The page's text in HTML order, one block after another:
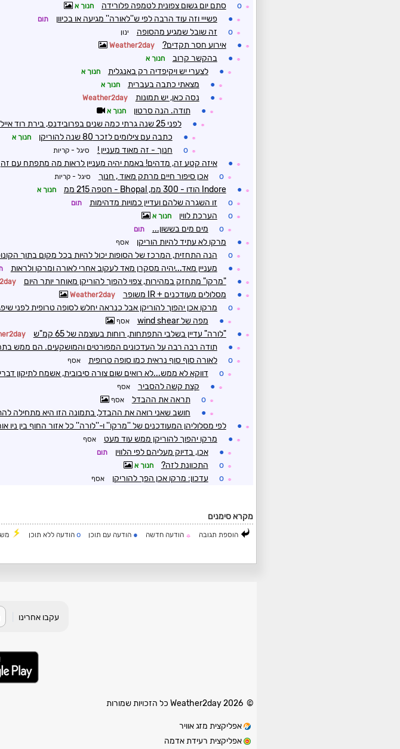
☼
o סתם יום גשום צפונית לטמפה פלורידה חנוך א
☼
● פשייי וזה עוד הרבה לפי ש''לאורה'' מגיעה או בכיוון תום
☼
o זה שובל שמגיע מהסופה ינון
☼
● אירוע חסר תקדים? Weather2day
☼
● בהקשר קרוב חנוך א
☼
● לצערי יש ויקיפדיה רק באנגלית חנוך א
☼
● מצאתי כתבה בעברית חנוך א
☼
● נסה כאן, יש תמונות Weather2day
☼
● תודה. הנה סרטון חנוך א
☼
● לפני 25 שנה גרתי כמה שנים בפרובידנס, בירת רוד איילנד, שטבעה ב-4 מ' מי ים ב-1938
☼
● כתבה עם צילומים לזכר 80 שנה להוריקן חנוך א
☼
o חנוך - זה מאוד מעניין ! סיגל - קריות
☼
● איזה קטע זה, מדהים! באמת יהיה מעניין לראות מה מתפתח עם זה
☼
o אכן סיפור חיים מרתק מאוד , חנוך סיגל - קריות
☼
● Indore הודו - 300 ממ, Bhopal - חטפה 215 ממ חנוך א
☼
o זו השגרה שלהם ועדיין כמויות מדהימות תום
☼
o הערכת לווין חנוך א
☼
o מים מים בששון... תום
☼
● מרקו לא עתיד להיות הוריקן אסף
☼
o הנה התחזית, המרכז של הסופות יכול להיות בכל מקום בתוך
☼
● מעניין מאד...יהיה מסקרן מאד לעקוב אחרי לאורה ומרקו ולראות
☼
● "מרקו" מתחזק במהירות, צפוי להפוך להוריקן מאוחר יותר היום
☼
● מסלולים מעודכנים + IR משופר Weather2day
☼
o מרקו אכן יהפוך להוריקן אבל כנראה יחלש לסופה טרופית לפני
☼
● מפה של wind shear אסף
☼
● "לורה" עדיין בשלבי התפתחות, רוחות בעוצמה של 65 קמ"ש
☼
● תודה רבה רבה על העדכונים המפורטים והמושקעים. הם ממש
☼
o לאורה סוף סוף נראית כמו סופה טרופית אסף
☼
o דווקא לא ממש...לא רואים שום צורה סיבובית, אשמח לתיקון
☼
● קצת קשה להסביר אסף
☼
o תראה את ההבדל אסף
☼
● חושב שאני רואה את ההבדל, בתמונה הזו היא מתחילה
☼
● לפי מסלוליהן המעודכנים של ''מרקו'' ו-''לורה'' כל אזור החוף בין ניו
☼
● מרקו יהפוך להוריקן ממש עוד מעט אסף
☼
● אכן, בדיוק מעליהם לפי הלווין תום
☼
o התכוונת לזה? חנוך א
☼
o עדכון: מרקו אכן הפך להוריקן אסף
מקרא סימנים
הוספת תגובה ☼ הודעה חדשה ● הודעה עם תוכן o הודעה ללא תוכן
עקבו אחרינו
© 2026 Weather2day כל הזכויות שמורות
אפליקצית מזג אוויר
אפליקצית רעידת אדמה